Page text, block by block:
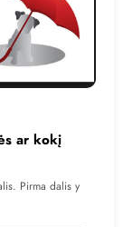
ar kokį
Pirma dalis y